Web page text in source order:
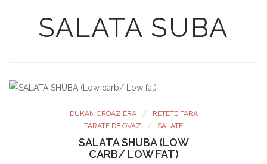
SALATA SUBA
DUKAN CROAZIERA
RETETE FARA
TARATE DE OVAZ
SALATE
SALATA SHUBA (LOW
CARB/ LOW FAT)